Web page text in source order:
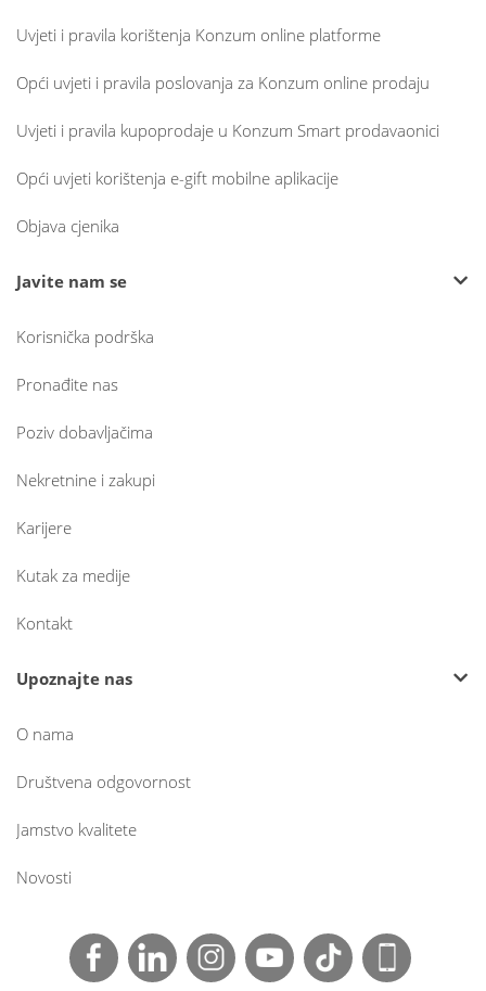
Uvjeti i pravila korištenja Konzum online platforme
Opći uvjeti i pravila poslovanja za Konzum online prodaju
Uvjeti i pravila kupoprodaje u Konzum Smart prodavaonici
Opći uvjeti korištenja e-gift mobilne aplikacije
Objava cjenika
Javite nam se
Korisnička podrška
Pronađite nas
Poziv dobavljačima
Nekretnine i zakupi
Karijere
Kutak za medije
Kontakt
Upoznajte nas
O nama
Društvena odgovornost
Jamstvo kvalitete
Novosti